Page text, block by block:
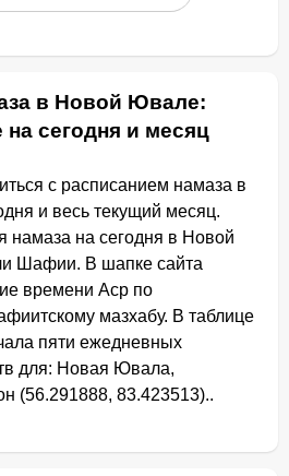
в Новой Ювале:
на сегодня и месяц
с расписанием намаза в
и весь текущий месяц.
намаза на сегодня в Новой
Шафии. В шапке сайта
времени Аср по
мазхабу. В таблице
пяти ежедневных
для: Новая Ювала,
(56.291888, 83.423513)..